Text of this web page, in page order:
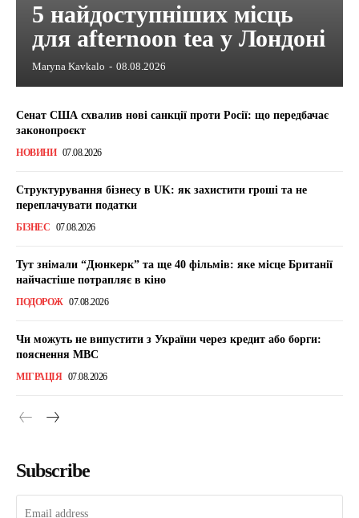
5 найдоступніших місць
для afternoon tea у Лондоні
Maryna Kavkalo - 08.08.2026
Сенат США схвалив нові санкції проти Росії: що передбачає
законопроєкт
НОВИНИ 07.08.2026
Структурування бізнесу в UK: як захистити гроші та не
переплачувати податки
БІЗНЕС 07.08.2026
Тут знімали “Дюнкерк” та ще 40 фільмів: яке місце Британії
найчастіше потрапляє в кіно
ПОДОРОЖ 07.08.2026
Чи можуть не випустити з України через кредит або борги:
пояснення МВС
МІГРАЦІЯ 07.08.2026
Subscribe